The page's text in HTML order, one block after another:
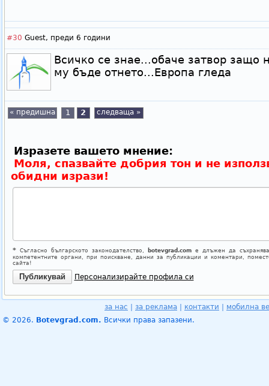
#30 Guest, преди 6 години
Всичко се знае...обаче затвор защо
му бъде отнето...Европа гледа
« предишна 1 2 следваща »
Изразете вашето мнение:
Моля, спазвайте добрия тон и не
обидни изрази!
*Съгласно българското законодателство, botevgrad.comе длъжен да
компетентните органи, при поискване, данни за публикации и коментари,
сайта!
Персонализирайте профила си
за нас за реклама контакти
мобилна
© 2026. Botevgrad.com. Всички права запазени.